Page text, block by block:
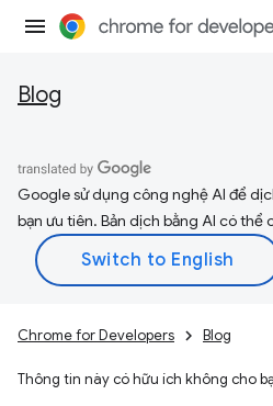
Blog
Google sử dụng công nghệ AI để
bạn ưu tiên. Bản dịch bằng AI có thể
Chrome for Developers Blog
Thông tin này có hữu ích không cho